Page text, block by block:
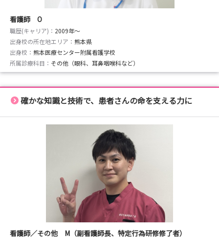
看護師 O
職歴(キャリア)： 2009年〜
出身校の所在地エリア： 熊本県
出身校： 熊本医療センター附属看護学校
所属診療科目： その他（眼科、耳鼻咽喉科など）
確かな知識と技術で、患者さんの命を支える力に
看護師／その他 M（副看護師長、特定行為研修修了者）